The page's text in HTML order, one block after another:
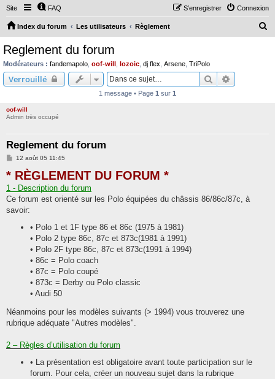
Site FAQ Connexion
S’enregistrer
Index du forum Les utilisateurs Règlement
Reglement du forum
Modérateurs : fandemapolo oof-will lozoic dj flex Arsene TriPolo
Verrouillé Rechercher
1 message • Page 1 sur 1
oof-will
Admin très occupé
Reglement du forum
M
s
s
g
e
12 août 05 11:45
* RÈGLEMENT DU FORUM *
1 - Description du forum
Ce forum est orienté sur les Polo équipées du châssis 86/86c/87c, à
savoir:
• Polo 1 et 1F type 86 et 86c (1975 à 1981)
• Polo 2 type 86c, 87c et 873c(1981 à 1991)
• Polo 2F type 86c, 87c et 873c(1991 à 1994)
• 86c = Polo coach
• 87c = Polo coupé
• 873c = Derby ou Polo classic
• Audi 50
Néanmoins pour les modèles suivants (> 1994) vous trouverez une
rubrique adéquate "Autres modèles".
2 – Règles d’utilisation du forum
• La présentation est obligatoire avant toute participation sur le
forum. Pour cela, créer un nouveau sujet dans la rubrique